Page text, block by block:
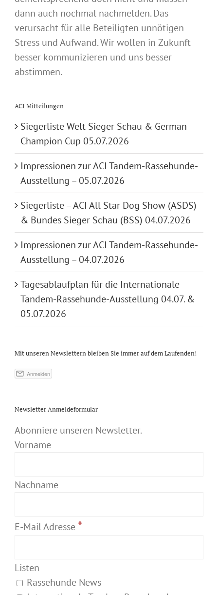
dann auch nochmal nachmelden. Das
verursacht für alle Beteiligten unnötigen
Stress und Aufwand. Wir wollen in Zukunft
besser kommunizieren und uns besser
abstimmen.
ACI Mitteilungen
Siegerliste Welt Sieger Schau & German
Champion Cup 05.07.2026
Impressionen zur ACI Tandem-Rassehunde-
Ausstellung – 05.07.2026
Siegerliste – ACI All Star Dog Show (ASDS)
& Bundes Sieger Schau (BSS) 04.07.2026
Impressionen zur ACI Tandem-Rassehunde-
Ausstellung – 04.07.2026
Tagesablaufplan für die Internationale
Tandem-Rassehunde-Ausstellung 04.07. &
05.07.2026
Mit unseren Newslettern bleiben Sie immer auf dem Laufenden!
Newsletter Anmeldeformular
Abonniere unseren Newsletter.
Vorname
Nachname
E-Mail Adresse *
Listen
Rassehunde News